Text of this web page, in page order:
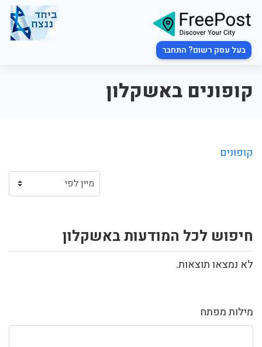
בעל עסק רשום? התחבר
קופונים באשקלון
מילות מפתח
קופונים
חיפוש לכל המודעות באשקלון
לא נמצאו תוצאות.